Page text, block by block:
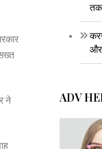
ने
और
ADV